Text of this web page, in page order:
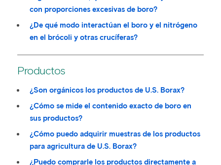
con proporciones excesivas de boro?
¿De qué modo interactúan el boro y el nitrógeno
en el brócoli y otras crucíferas?
Productos
¿Son orgánicos los productos de U.S. Borax?
¿Cómo se mide el contenido exacto de boro en
sus productos?
¿Cómo puedo adquirir muestras de los productos
para agricultura de U.S. Borax?
¿Puedo comprarle los productos directamente a